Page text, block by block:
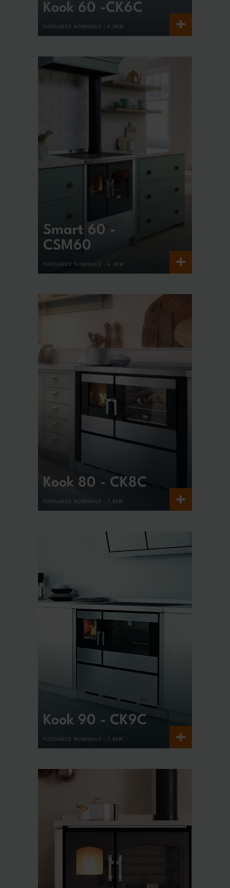
Kook 60 -CK6C
PUISSANCE NOMINALE : 6.2KW +
Smart 60 -
CSM60
PUISSANCE NOMINALE : 6.2KW +
Kook 80 - CK8C
PUISSANCE NOMINALE : 7.5KW +
Kook 90 - CK9C
PUISSANCE NOMINALE : 7.5KW +